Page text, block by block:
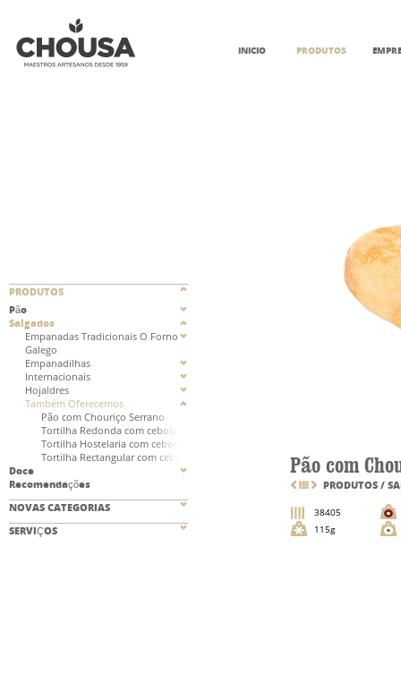
INICIO PRODUTOS
PRODUTOS
Pão
Salgados
Empanadas Tradicionais O Forno
Galego
Empanadilhas
Internacionais
Hojaldres
Também Oferecemos
Pão com Chouriço Serrano
Tortilha Redonda com cebola
Tortilha Hostelaria com cebola
Tortilha Rectangular com cebola
Doce
Recomendações
NOVAS CATEGORIAS
SERVIÇOS
Pão com
PRODUTOS /
38405
115g